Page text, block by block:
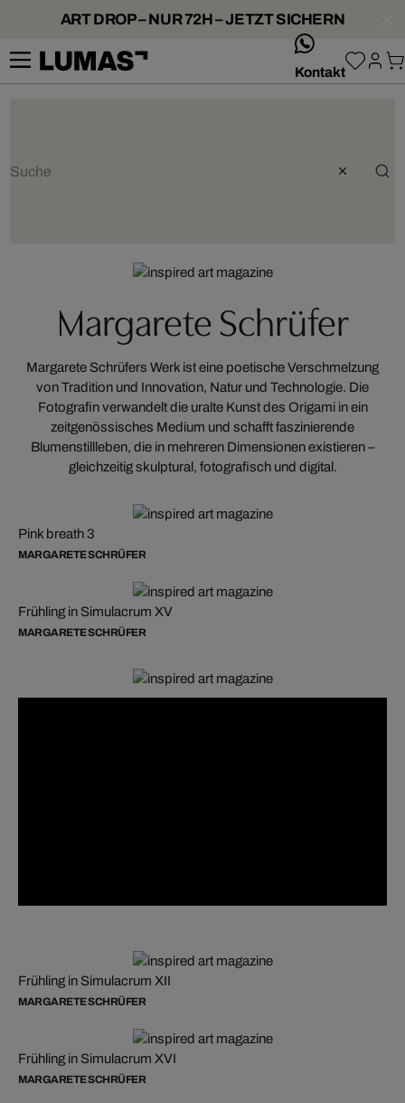
ART DROP – NUR 72H – JETZT SICHERN
Kontakt
Margarete Schrüfer
Margarete Schrüfers Werk ist eine poetische Verschmelzung
von Tradition und Innovation, Natur und Technologie. Die
Fotografin verwandelt die uralte Kunst des Origami in ein
zeitgenössisches Medium und schafft faszinierende
Blumenstillleben, die in mehreren Dimensionen existieren –
gleichzeitig skulptural, fotografisch und digital.
Pink breath 3
MARGARETE SCHRÜFER
Frühling in Simulacrum XV
MARGARETE SCHRÜFER
Frühling in Simulacrum XII
MARGARETE SCHRÜFER
Frühling in Simulacrum XVI
MARGARETE SCHRÜFER